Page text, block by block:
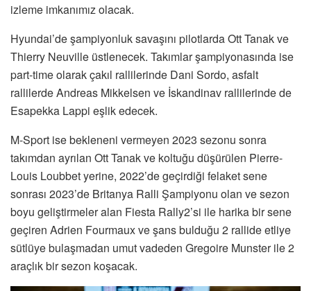
izleme imkanımız olacak.
Hyundai’de şampiyonluk savaşını pilotlarda Ott Tanak ve
Thierry Neuville üstlenecek. Takımlar şampiyonasında ise
part-time olarak çakıl rallilerinde Dani Sordo, asfalt
rallilerde Andreas Mikkelsen ve İskandinav rallilerinde de
Esapekka Lappi eşlik edecek.
M-Sport ise bekleneni vermeyen 2023 sezonu sonra
takımdan ayrılan Ott Tanak ve koltuğu düşürülen Pierre-
Louis Loubbet yerine, 2022’de geçirdiği felaket sene
sonrası 2023’de Britanya Ralli Şampiyonu olan ve sezon
boyu geliştirmeler alan Fiesta Rally2’si ile harika bir sene
geçiren Adrien Fourmaux ve şans bulduğu 2 rallide etliye
sütlüye bulaşmadan umut vadeden Gregoire Munster ile 2
araçlık bir sezon koşacak.